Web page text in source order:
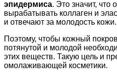
эпидермиса. Это значит, что
вырабатывать коллаген и
и отвечают за молодость кожи.
Поэтому, чтобы кожный
потянутой и молодой
этих веществ. Такую цель и
омолаживающей косметики.